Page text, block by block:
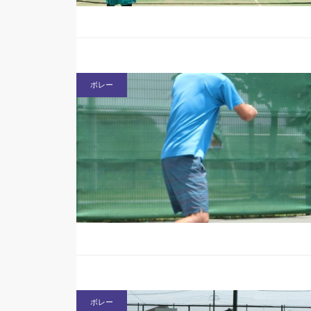
ボレー
ボレー